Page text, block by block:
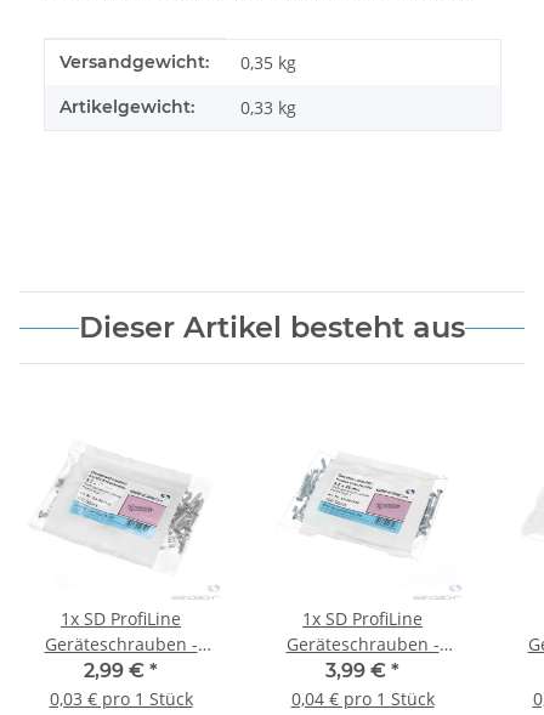
Produkteigenschaft
Wert
Versandgewicht: 0,35 kg
Artikelgewicht: 0,33 kg
Dieser Artikel besteht aus
1x SD ProfiLine
Geräteschrauben -
Kombi-Kreuzschlitz,
32x15mm - VPE:100
2,99 € *
0,03 € pro 1 Stück
1x SD ProfiLine
Geräteschrauben -
Kombi-Kreuzschlitz,
32x25mm - VPE:100
3,99 € *
0,04 € pro 1 Stück